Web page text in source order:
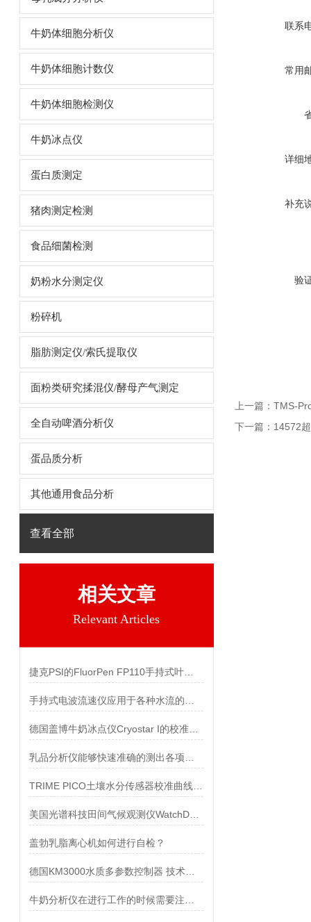
牛奶体细胞分析仪
牛奶体细胞计数仪
牛奶体细胞检测仪
牛奶冰点仪
蛋白质测定
猪肉测定检测
食品细菌检测
奶粉水分测定仪
粉碎机
脂肪测定仪/索氏提取仪
面粉类研究揉混仪/酵母产气测定
全自动啤酒分析仪
蛋品质分析
其他通用食品分析
查看全部
相关文章
Relevant Articles
盖勃乳脂离心机如何进行自检？
联系
常用
详细
补充
验
上一篇： TMS-
下一篇： 14572